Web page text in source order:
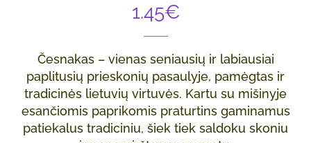
1.45€
Česnakas – vienas seniausių ir labiausiai
paplitusių prieskonių pasaulyje, pamėgtas ir
tradicinės lietuvių virtuvės. Kartu su mišinyje
esančiomis paprikomis praturtins gaminamus
patiekalus tradiciniu, šiek tiek saldoku skoniu